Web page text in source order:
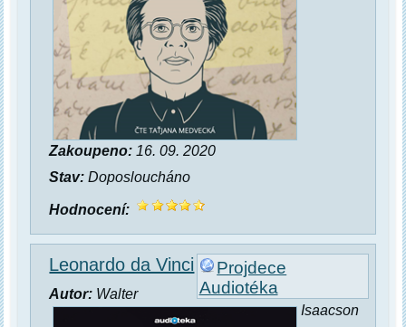
Zakoupeno: 16. 09. 2020
Stav: Doposloucháno
Hodnocení:
Projdece
Audiotéka
Leonardo da Vinci
Autor: Walter
Isaacson